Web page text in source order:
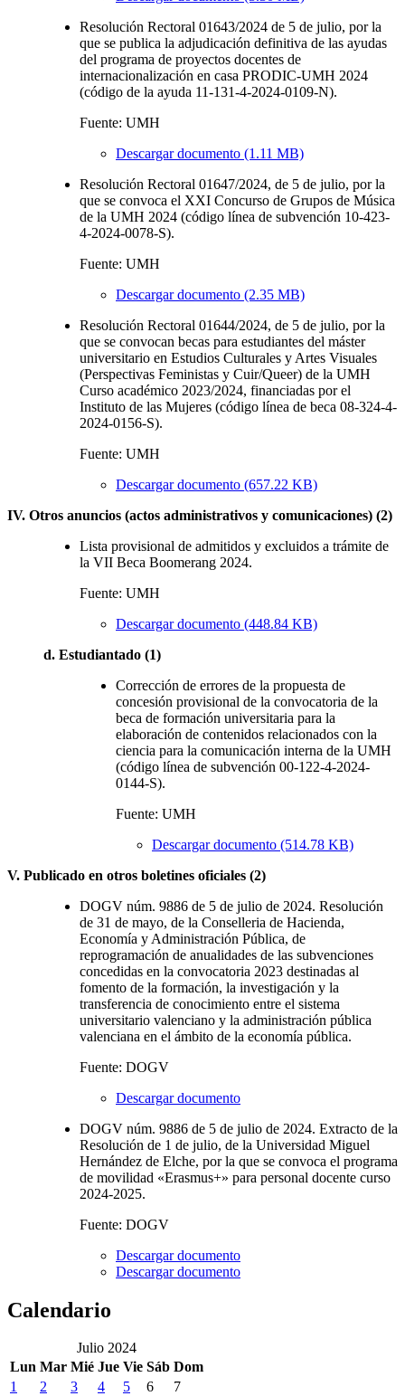
Resolución Rectoral 01643/2024 de 5 de julio, por la
que se publica la adjudicación definitiva de las ayudas
del programa de proyectos docentes de
internacionalización en casa PRODIC-UMH 2024
(código de la ayuda 11-131-4-2024-0109-N).
Fuente: UMH
Descargar documento (1.11 MB)
Resolución Rectoral 01647/2024, de 5 de julio, por la
que se convoca el XXI Concurso de Grupos de Música
de la UMH 2024 (código línea de subvención 10-423-
4-2024-0078-S).
Fuente: UMH
Descargar documento (2.35 MB)
Resolución Rectoral 01644/2024, de 5 de julio, por la
que se convocan becas para estudiantes del máster
universitario en Estudios Culturales y Artes Visuales
(Perspectivas Feministas y Cuir/Queer) de la UMH
Curso académico 2023/2024, financiadas por el
Instituto de las Mujeres (código línea de beca 08-324-4-
2024-0156-S).
Fuente: UMH
Descargar documento (657.22 KB)
IV. Otros anuncios (actos administrativos y comunicaciones) (2)
Lista provisional de admitidos y excluidos a trámite de
la VII Beca Boomerang 2024.
Fuente: UMH
Descargar documento (448.84 KB)
d. Estudiantado (1)
Corrección de errores de la propuesta de
concesión provisional de la convocatoria de la
beca de formación universitaria para la
elaboración de contenidos relacionados con la
ciencia para la comunicación interna de la UMH
(código línea de subvención 00-122-4-2024-
0144-S).
Fuente: UMH
Descargar documento (514.78 KB)
V. Publicado en otros boletines oficiales (2)
DOGV núm. 9886 de 5 de julio de 2024. Resolución
de 31 de mayo, de la Conselleria de Hacienda,
Economía y Administración Pública, de
reprogramación de anualidades de las subvenciones
concedidas en la convocatoria 2023 destinadas al
fomento de la formación, la investigación y la
transferencia de conocimiento entre el sistema
universitario valenciano y la administración pública
valenciana en el ámbito de la economía pública.
Fuente: DOGV
Descargar documento
DOGV núm. 9886 de 5 de julio de 2024. Extracto de la
Resolución de 1 de julio, de la Universidad Miguel
Hernández de Elche, por la que se convoca el programa
de movilidad «Erasmus+» para personal docente curso
2024-2025.
Fuente: DOGV
Descargar documento
Descargar documento
Calendario
Julio 2024
Lun Mar Mié Jue Vie Sáb Dom
1
2 3 4 5 6
7